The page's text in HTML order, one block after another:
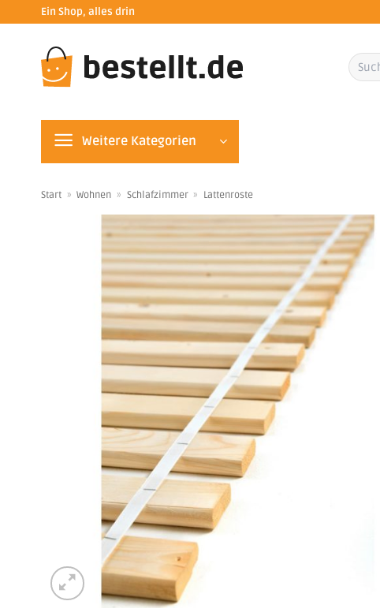
springen
Ein Shop, alles drin
Suchen
nach:
Weitere Kategorien
Start » Wohnen » Schlafzimmer » Lattenroste